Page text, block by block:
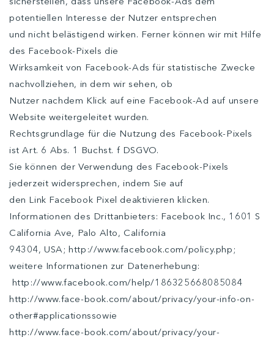
potentiellen Interesse der Nutzer entsprechen
und nicht belästigend wirken. Ferner können wir mit Hilfe
des Facebook-Pixels die
Wirksamkeit von Facebook-Ads für statistische Zwecke
nachvollziehen, in dem wir sehen, ob
Nutzer nachdem Klick auf eine Facebook-Ad auf unsere
Website weitergeleitet wurden.
Rechtsgrundlage für die Nutzung des Facebook-Pixels
ist Art. 6 Abs. 1 Buchst. f DSGVO.
Sie können der Verwendung des Facebook-Pixels
jederzeit widersprechen, indem Sie auf
den Link Facebook Pixel deaktivieren klicken.
Informationen des Drittanbieters: Facebook Inc., 1601 S
California Ave, Palo Alto, California
94304, USA; http://www.facebook.com/policy.php;
weitere Informationen zur Datenerhebung:
http://www.facebook.com/help/186325668085084
http://www.face-book.com/about/privacy/your-info-on-
other#applicationssowie
http://www.face-book.com/about/privacy/your-